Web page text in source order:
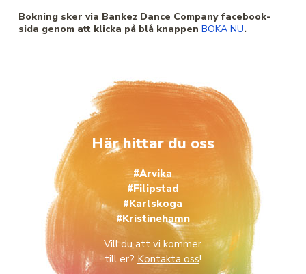
Bokning sker via Bankez Dance Company facebook-
sida genom att klicka på blå knappen BOKA NU.
Här hittar du oss
#Arvika
#Filipstad
#Karlskoga
#Kristinehamn
Vill du att vi kommer
till er? Kontakta oss!